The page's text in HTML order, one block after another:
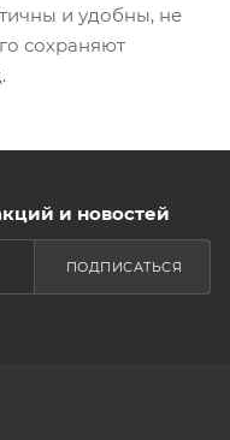
и удобны, не
сохраняют
и новостей
ПОДПИСАТЬСЯ